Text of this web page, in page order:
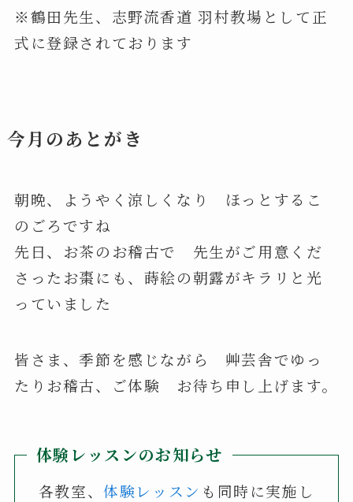
※鶴田先生、志野流香道 羽村教場として正
式に登録されております
今月のあとがき
朝晩、ようやく涼しくなり ほっとするこ
のごろですね
先日、お茶のお稽古で 先生がご用意くだ
さったお棗にも、蒔絵の朝露がキラリと光
っていました
皆さま、季節を感じながら 艸芸舎でゆっ
たりお稽古、ご体験 お待ち申し上げます。
体験レッスンのお知らせ
各教室、体験レッスン も同時に実施し